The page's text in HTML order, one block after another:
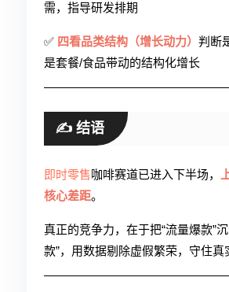
需，指导研发排期
✅ 四看品类结构（增长动力） 判断
是套餐/食品带动的结构化增长
✍️ 结语
即时零售咖啡赛道已进入下半场，
核心差距。
真正的竞争力，在于把“流量爆款”
款”，用数据剔除虚假繁荣，守住真